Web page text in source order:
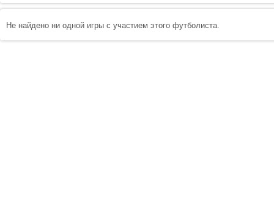
Не найдено ни одной игры с участием этого футболиста.